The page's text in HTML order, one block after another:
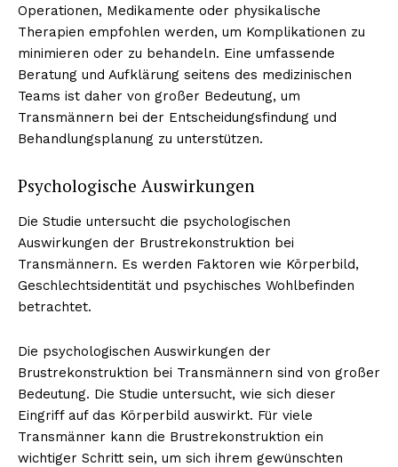
Operationen, Medikamente oder physikalische
Therapien empfohlen werden, um Komplikationen zu
minimieren oder zu behandeln. Eine umfassende
Beratung und Aufklärung seitens des medizinischen
Teams ist daher von großer Bedeutung, um
Transmännern bei der Entscheidungsfindung und
Behandlungsplanung zu unterstützen.
Psychologische Auswirkungen
Die Studie untersucht die psychologischen
Auswirkungen der Brustrekonstruktion bei
Transmännern. Es werden Faktoren wie Körperbild,
Geschlechtsidentität und psychisches Wohlbefinden
betrachtet.
Die psychologischen Auswirkungen der
Brustrekonstruktion bei Transmännern sind von großer
Bedeutung. Die Studie untersucht, wie sich dieser
Eingriff auf das Körperbild auswirkt. Für viele
Transmänner kann die Brustrekonstruktion ein
wichtiger Schritt sein, um sich ihrem gewünschten